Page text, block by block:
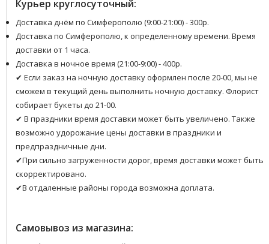
Курьер круглосуточный:
Доставка днём по Симферополю (9:00-21:00) - 300р.
Доставка по Симферополю, к определенному времени. Время
доставки от 1 часа.
Доставка в ночное время (21:00-9:00) - 400р.
✔ Если заказ на ночную доставку оформлен после 20-00, мы не
сможем в текущий день выполнить ночную доставку. Флорист
собирает букеты до 21-00.
✔ В праздники время доставки может быть увеличено. Также
возможно удорожание цены доставки в праздники и
предпраздничные дни.
✔При сильно загруженности дорог, время доставки может быть
скорректировано.
✔В отдаленные районы города возможна доплата.
Самовывоз из магазина: